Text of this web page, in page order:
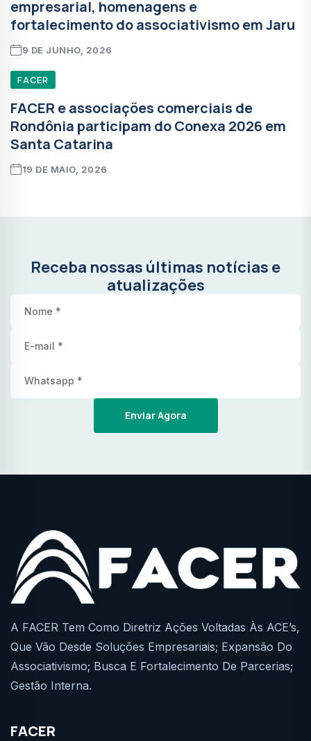
empresarial, homenagens e
fortalecimento do associativismo em Jaru
9 DE JUNHO, 2026
FACER
FACER e associações comerciais de
Rondônia participam do Conexa 2026 em
Santa Catarina
19 DE MAIO, 2026
Receba nossas últimas notícias e
atualizações
Enviar Agora
A FACER Tem Como Diretriz Ações Voltadas Às ACE’s,
Que Vão Desde Soluções Empresariais; Expansão Do
Associativismo; Busca E Fortalecimento De Parcerias;
Gestão Interna.
FACER